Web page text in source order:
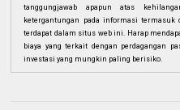
tanggungjawab apapun atas
ketergantungan pada informasi termasuk
terdapat dalam situs web ini. Harap
biaya yang terkait dengan perdagangan
investasi yang mungkin paling berisiko.